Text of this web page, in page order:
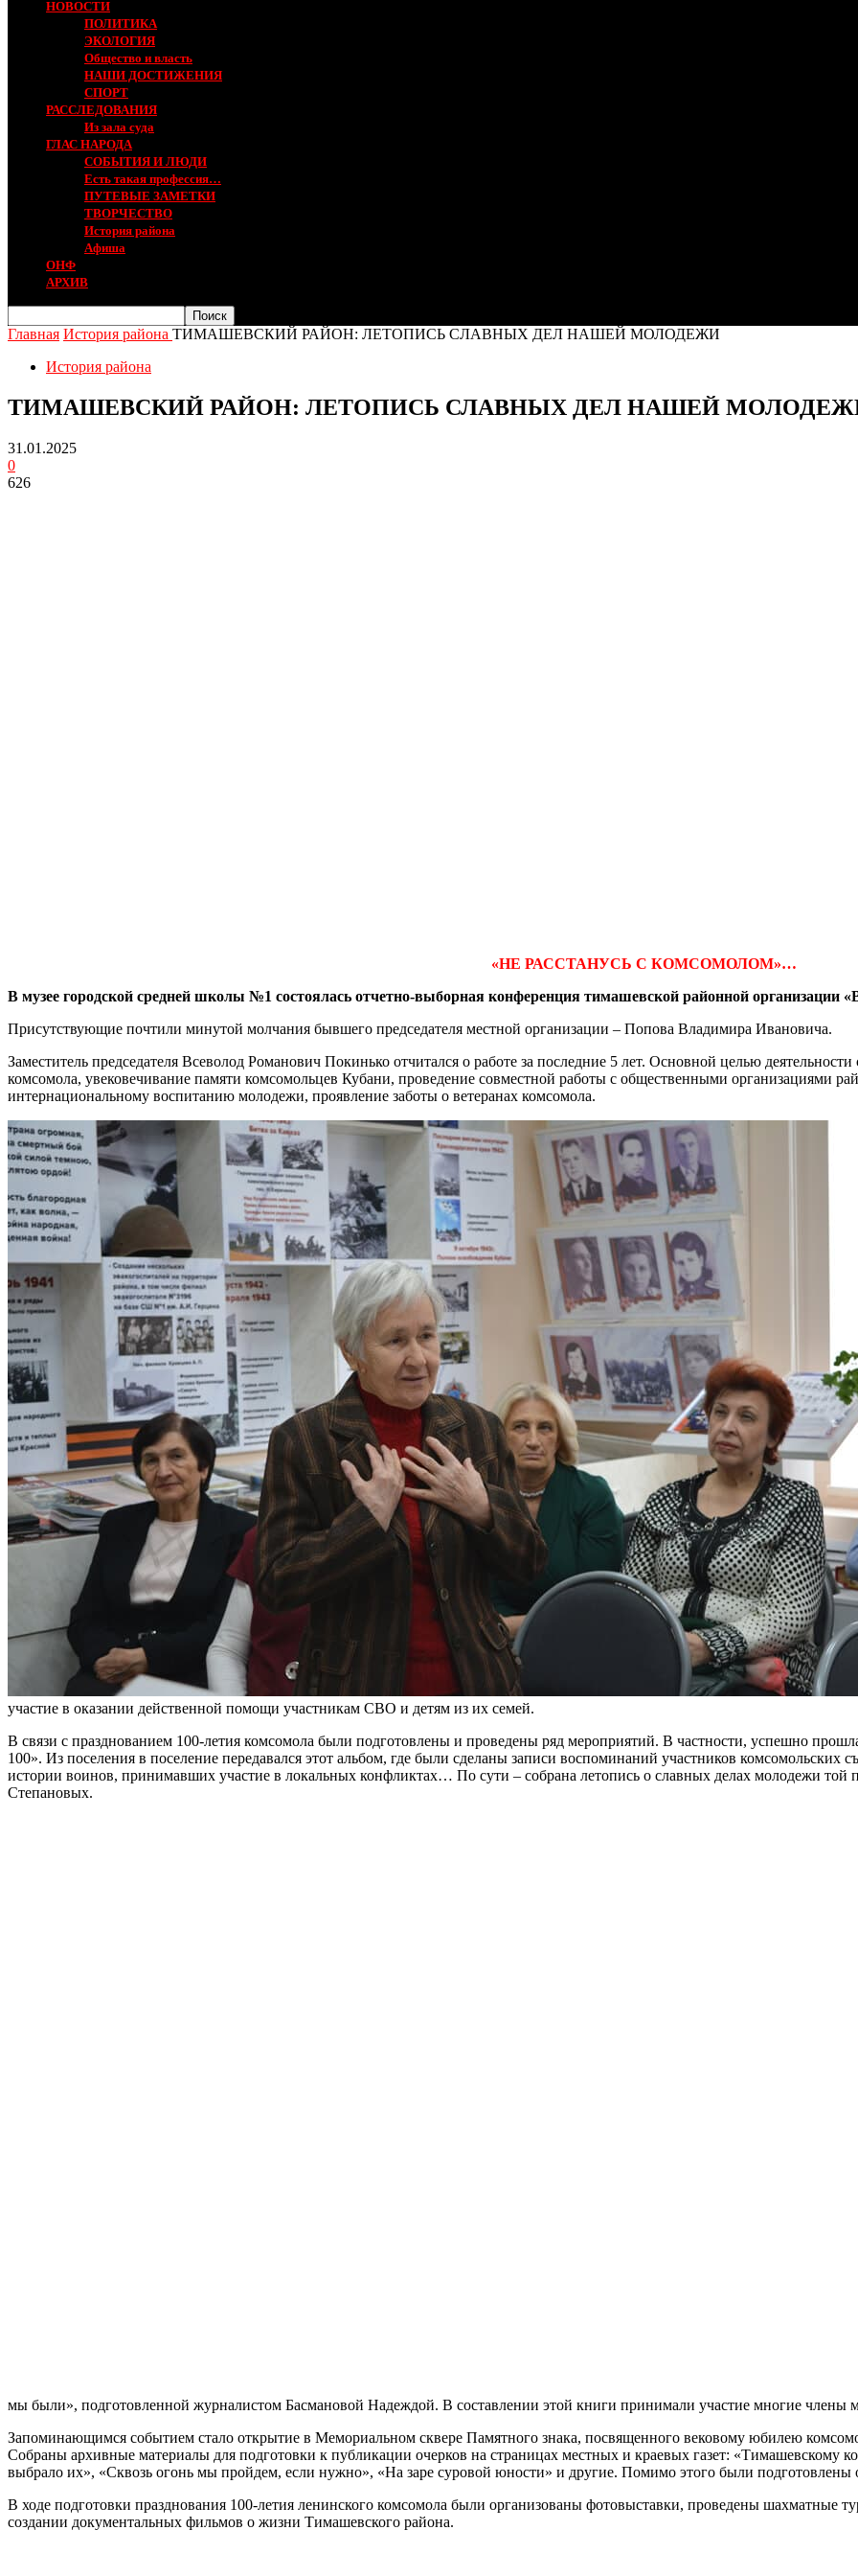
НОВОСТИ
ПОЛИТИКА
ЭКОЛОГИЯ
Общество и власть
НАШИ ДОСТИЖЕНИЯ
СПОРТ
РАССЛЕДОВАНИЯ
Из зала суда
ГЛАС НАРОДА
СОБЫТИЯ И ЛЮДИ
Есть такая профессия…
ПУТЕВЫЕ ЗАМЕТКИ
ТВОРЧЕСТВО
История района
Афиша
ОНФ
АРХИВ
Главная История района ТИМАШЕВСКИЙ РАЙОН: ЛЕТОПИСЬ СЛАВНЫХ ДЕЛ НАШЕЙ МОЛОДЕЖИ
История района
ТИМАШЕВСКИЙ РАЙОН: ЛЕТОПИСЬ СЛАВНЫХ ДЕЛ НАШЕЙ
31.01.2025
0
626
«НЕ РАССТАНУСЬ С КОМСОМОЛОМ»…
В музее городской средней школы №1 состоялась отчетно-выборная конференция тимашевской районной организации
Присутствующие почтили минутой молчания бывшего председателя местной организации – Попова Владимира Ивановича.
Заместитель председателя Всеволод Романович Покинько отчитался о работе за последние 5 лет. Основной целью
комсомола, увековечивание памяти комсомольцев Кубани, проведение совместной работы с общественными организациями
интернациональному воспитанию молодежи, проявление заботы о ветеранах комсомола.
участие в оказании действенной помощи участникам СВО и детям из их семей.
В связи с празднованием 100-летия комсомола были подготовлены и проведены ряд мероприятий. В частности, успешно
100». Из поселения в поселение передавался этот альбом, где были сделаны записи воспоминаний участников комсомольских
истории воинов, принимавших участие в локальных конфликтах… По сути – собрана летопись о славных делах молодежи той
Степановых.
мы были», подготовленной журналистом Басмановой Надеждой. В составлении этой книги принимали участие многие члены
Запоминающимся событием стало открытие в Мемориальном сквере Памятного знака, посвященного вековому юбилею
Собраны архивные материалы для подготовки к публикации очерков на страницах местных и краевых газет: «Тимашевскому
выбрало их», «Сквозь огонь мы пройдем, если нужно», «На заре суровой юности» и другие. Помимо этого были подготовлены
В ходе подготовки празднования 100-летия ленинского комсомола были организованы фотовыставки, проведены шахматные
создании документальных фильмов о жизни Тимашевского района.